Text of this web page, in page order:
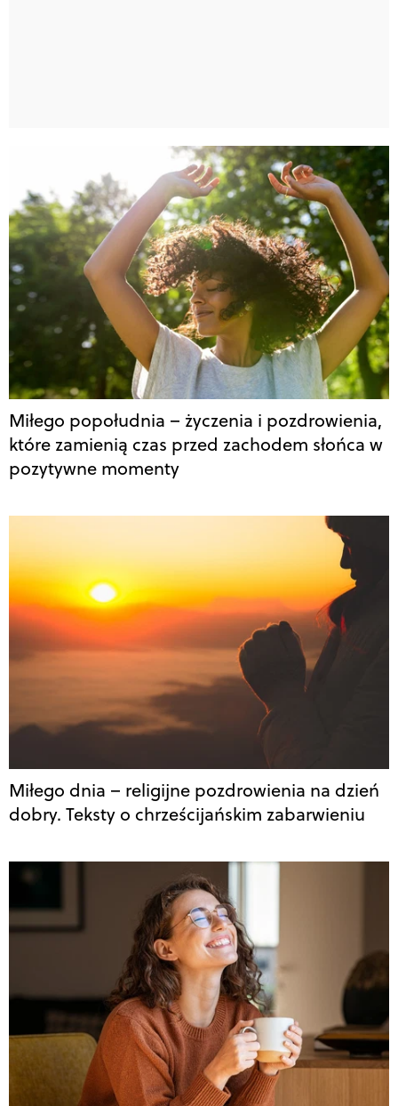
Miłego popołudnia – życzenia i pozdrowienia,
które zamienią czas przed zachodem słońca w
pozytywne momenty
Miłego dnia – religijne pozdrowienia na dzień
dobry. Teksty o chrześcijańskim zabarwieniu